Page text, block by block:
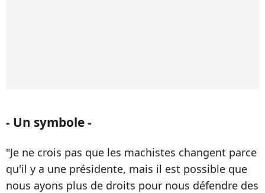
- Un symbole -
"Je ne crois pas que les machistes changent parce
qu'il y a une présidente, mais il est possible que
nous ayons plus de droits pour nous défendre des